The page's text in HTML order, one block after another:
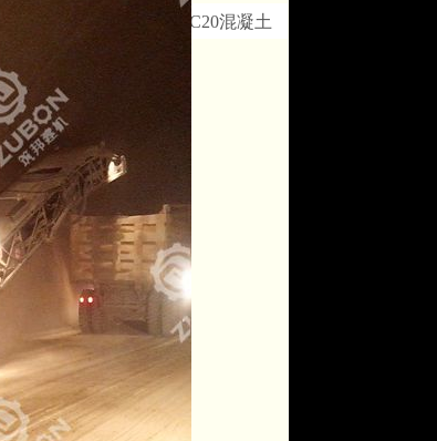
铁17局石楼隧道--15cmC20混凝土